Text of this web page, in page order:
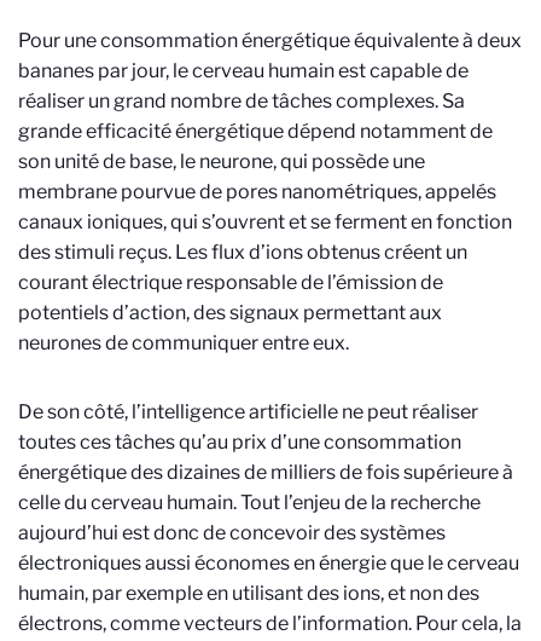
Pour une consommation énergétique équivalente à deux
bananes par jour, le cerveau humain est capable de
réaliser un grand nombre de tâches complexes. Sa
grande efficacité énergétique dépend notamment de
son unité de base, le neurone, qui possède une
membrane pourvue de pores nanométriques, appelés
canaux ioniques, qui s’ouvrent et se ferment en fonction
des stimuli reçus. Les flux d’ions obtenus créent un
courant électrique responsable de l’émission de
potentiels d’action, des signaux permettant aux
neurones de communiquer entre eux.
De son côté, l’intelligence artificielle ne peut réaliser
toutes ces tâches qu’au prix d’une consommation
énergétique des dizaines de milliers de fois supérieure à
celle du cerveau humain. Tout l’enjeu de la recherche
aujourd’hui est donc de concevoir des systèmes
électroniques aussi économes en énergie que le cerveau
humain, par exemple en utilisant des ions, et non des
électrons, comme vecteurs de l’information. Pour cela, la